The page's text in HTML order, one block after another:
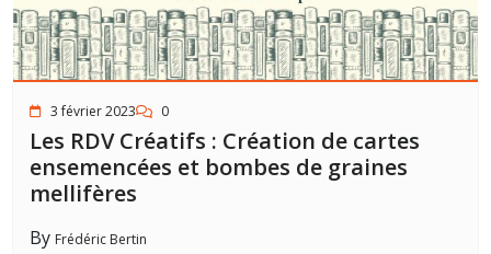
3 février 2023 0
Les RDV Créatifs : Création de cartes
ensemencées et bombes de graines
mellifères
By Frédéric Bertin